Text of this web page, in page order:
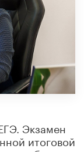
Экзамен
итоговой